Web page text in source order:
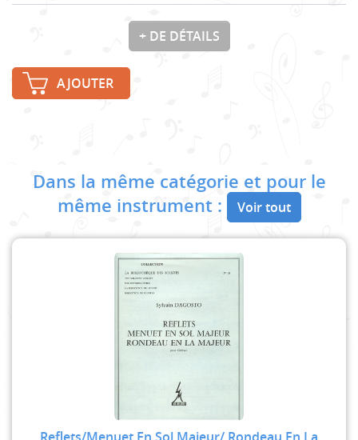
+ DE DÉTAILS
AJOUTER
Dans la même catégorie et pour le
même instrument :
Voir tout